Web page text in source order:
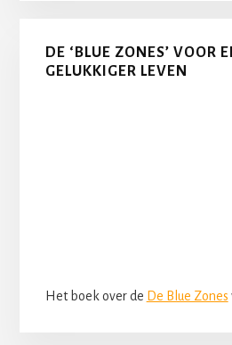
DE ‘BLUE ZONES’ VOOR
GELUKKIGER LEVEN
Het boek over de De Blue Zones